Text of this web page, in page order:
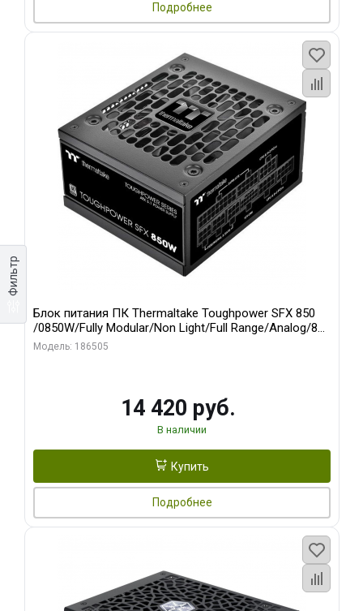
Фильтр
Подробнее
Блок питания ПК Thermaltake Toughpower SFX 850
/0850W/Fully Modular/Non Light/Full Range/Analog/80
Plus Platinum/EU/100% JP CAP/All Flat Cables/Gen 5
Модель: 186505
14 420 руб.
В наличии
Купить
Подробнее